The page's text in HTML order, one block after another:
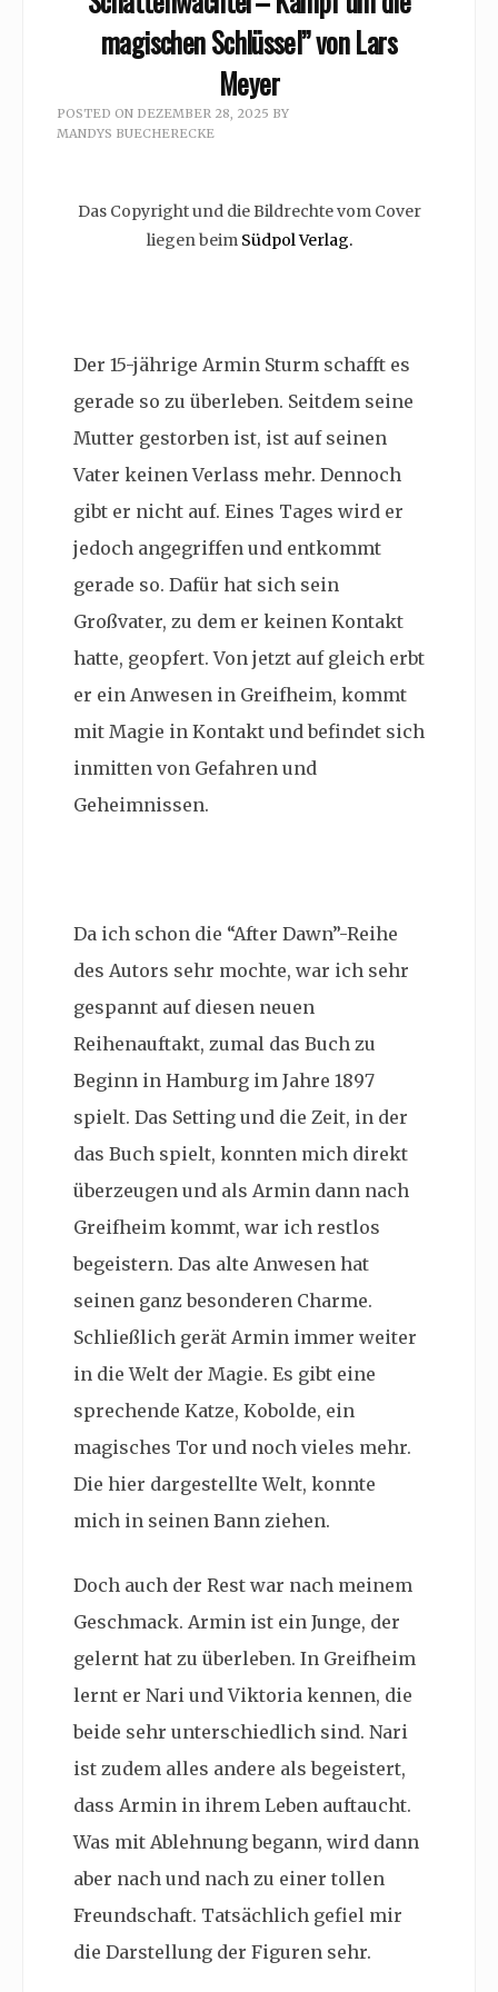
magischen Schlüssel” von Lars
Meyer
POSTED ON DEZEMBER 28, 2025 BY
MANDYS BUECHERECKE
Das Copyright und die Bildrechte vom Cover
liegen beimSüdpol Verlag.
Der 15-jährige Armin Sturm schafft es
gerade so zu überleben. Seitdem seine
Mutter gestorben ist, ist auf seinen
Vater keinen Verlass mehr. Dennoch
gibt er nicht auf. Eines Tages wird er
jedoch angegriffen und entkommt
gerade so. Dafür hat sich sein
Großvater, zu dem er keinen Kontakt
hatte, geopfert. Von jetzt auf gleich erbt
er ein Anwesen in Greifheim, kommt
mit Magie in Kontakt und befindet sich
inmitten von Gefahren und
Geheimnissen.
Da ich schon die “After Dawn”-Reihe
des Autors sehr mochte, war ich sehr
gespannt auf diesen neuen
Reihenauftakt, zumal das Buch zu
Beginn in Hamburg im Jahre 1897
spielt. Das Setting und die Zeit, in der
das Buch spielt, konnten mich direkt
überzeugen und als Armin dann nach
Greifheim kommt, war ich restlos
begeistern. Das alte Anwesen hat
seinen ganz besonderen Charme.
Schließlich gerät Armin immer weiter
in die Welt der Magie. Es gibt eine
sprechende Katze, Kobolde, ein
magisches Tor und noch vieles mehr.
Die hier dargestellte Welt, konnte
mich in seinen Bann ziehen.
Doch auch der Rest war nach meinem
Geschmack. Armin ist ein Junge, der
gelernt hat zu überleben. In Greifheim
lernt er Nari und Viktoria kennen, die
beide sehr unterschiedlich sind. Nari
ist zudem alles andere als begeistert,
dass Armin in ihrem Leben auftaucht.
Was mit Ablehnung begann, wird dann
aber nach und nach zu einer tollen
Freundschaft. Tatsächlich gefiel mir
die Darstellung der Figuren sehr.